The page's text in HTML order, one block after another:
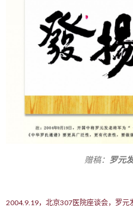
赠稿： 罗元
2004.9.19，北京307医院座谈会，罗元